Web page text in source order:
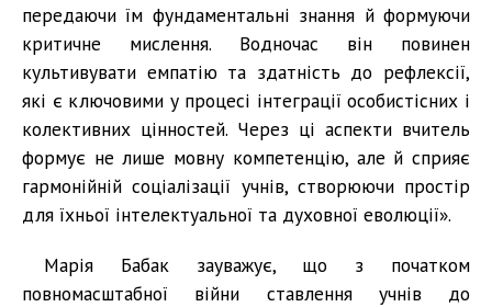
передаючи їм фундаментальні знання й формуючи
критичне мислення. Водночас він повинен
культивувати емпатію та здатність до рефлексії,
які є ключовими у процесі інтеграції особистісних і
колективних цінностей. Через ці аспекти вчитель
формує не лише мовну компетенцію, але й сприяє
гармонійній соціалізації учнів, створюючи простір
для їхньої інтелектуальної та духовної еволюції».
Марія Бабак зауважує, що з початком
повномасштабної війни ставлення учнів до